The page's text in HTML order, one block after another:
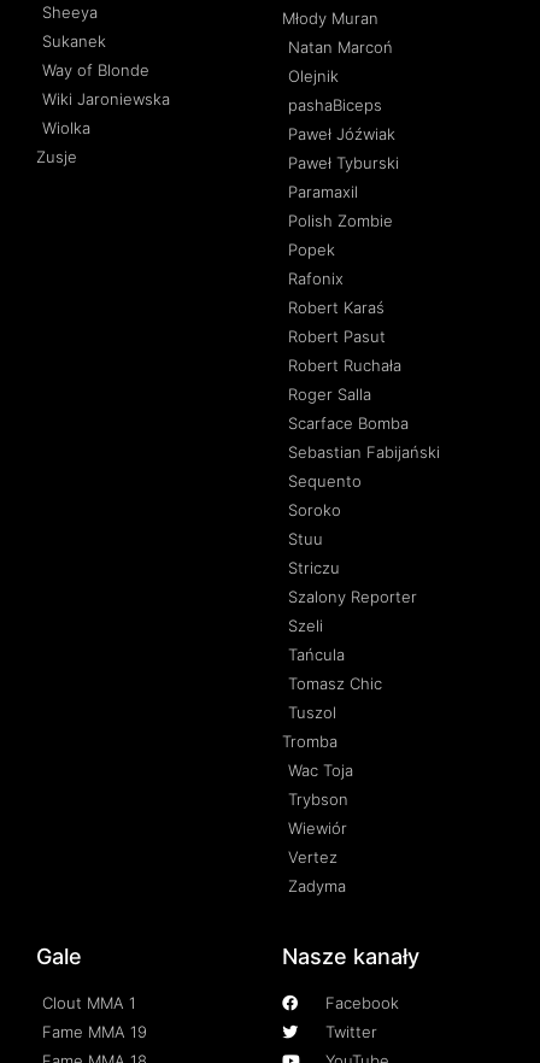
Sheeya
Sukanek
Way of Blonde
Wiki Jaroniewska
Wiolka
Zusje
Młody Muran
Natan Marcoń
Olejnik
pashaBiceps
Paweł Jóźwiak
Paweł Tyburski
Paramaxil
Polish Zombie
Popek
Rafonix
Robert Karaś
Robert Pasut
Robert Ruchała
Roger Salla
Scarface Bomba
Sebastian Fabijański
Sequento
Soroko
Stuu
Striczu
Szalony Reporter
Szeli
Tańcula
Tomasz Chic
Tuszol
Tromba
Wac Toja
Trybson
Wiewiór
Vertez
Zadyma
Gale
Clout MMA 1
Fame MMA 19
Nasze kanały
Facebook
Twitter